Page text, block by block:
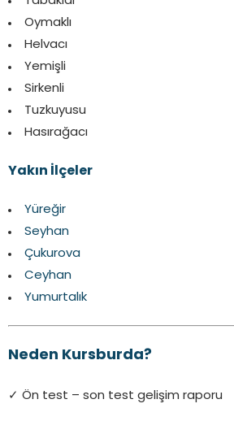
Oymaklı
Helvacı
Yemişli
Sirkenli
Tuzkuyusu
Hasırağacı
Yakın İlçeler
Yüreğir
Seyhan
Çukurova
Ceyhan
Yumurtalık
Neden Kursburda?
✓ Ön test – son test gelişim raporu